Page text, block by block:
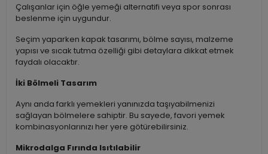
Çalışanlar için öğle yemeği alternatifi veya spor sonrası
beslenme için uygundur.
Seçim yaparken kapak tasarımı, bölme sayısı, malzeme
yapısı ve sıcak tutma özelliği gibi detaylara dikkat etmek
faydalı olacaktır.
İki Bölmeli Tasarım
Aynı anda farklı yemekleri yanınızda taşıyabilmenizi
sağlayan bölmelere sahiptir. Bu sayede, favori yemek
kombinasyonlarınızı her yere götürebilirsiniz.
Mikrodalga Fırında Isıtılabilir